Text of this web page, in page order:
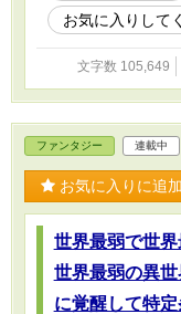
お気に入りして
文字数 105,649
ファンタジー 連載中
お気に入りに追加
世界最弱で世
世界最弱の異世
に覚醒して特